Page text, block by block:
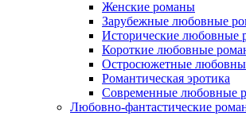
Женские романы
Зарубежные любовные
Исторические любовные
Короткие любовные
Остросюжетные
Романтическая эротика
Современные любовные
Любовно-фантастические